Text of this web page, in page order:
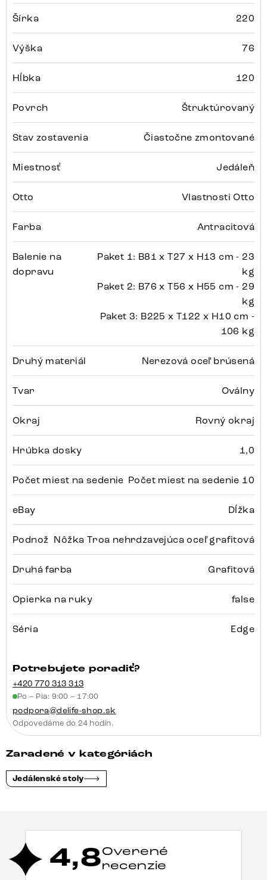
Šírka 220
Výška 76
Hĺbka 120
Povrch Štruktúrovaný
Stav zostavenia Čiastočne zmontované
Miestnosť Jedáleň
Otto Vlastnosti Otto
Farba Antracitová
Balenie na
dopravu
Paket 1: B81 x T27 x H13 cm - 23
kg
Paket 2: B76 x T56 x H55 cm - 29
kg
Paket 3: B225 x T122 x H10 cm -
106 kg
Druhý materiál Nerezová oceľ brúsená
Tvar Oválny
Okraj Rovný okraj
Hrúbka dosky 1,0
Počet miest na sedenie Počet miest na sedenie 10
eBay Dĺžka
Podnož Nôžka Troa nehrdzavejúca oceľ grafitová
Druhá farba Grafitová
Opierka na ruky false
Séria Edge
Potrebujete poradiť?
+420 770 313 313
Po – Pia: 9:00 – 17:00
podpora@delife-shop.sk
Odpovedáme do 24 hodín.
Zaradené v kategóriách
Jedálenské stoly
4,8Overené
recenzie